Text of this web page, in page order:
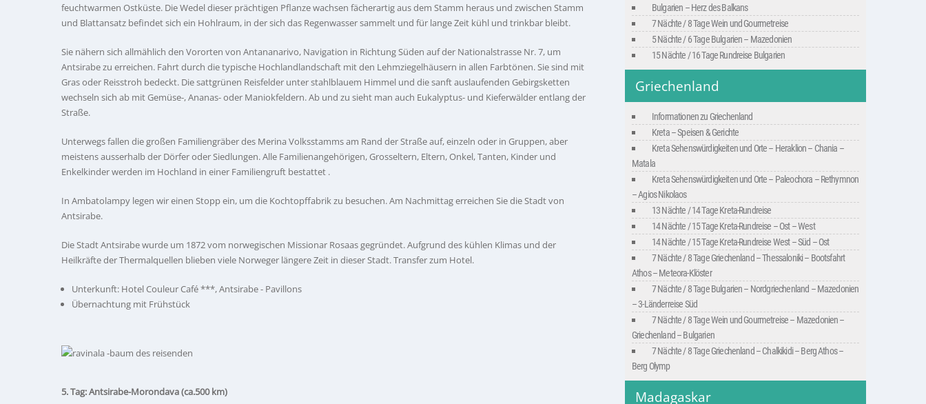
feuchtwarmen Ostküste. Die Wedel dieser prächtigen Pflanze wachsen fächerartig aus dem Stamm heraus und zwischen Stamm
und Blattansatz befindet sich ein Hohlraum, in der sich das Regenwasser sammelt und für lange Zeit kühl und trinkbar bleibt.
Sie nähern sich allmählich den Vororten von Antananarivo, Navigation in Richtung Süden auf der Nationalstrasse Nr. 7, um
Antsirabe zu erreichen. Fahrt durch die typische Hochlandlandschaft mit den Lehmziegelhäusern in allen Farbtönen. Sie sind mit
Gras oder Reisstroh bedeckt. Die sattgrünen Reisfelder unter stahlblauem Himmel und die sanft auslaufenden Gebirgsketten
wechseln sich ab mit Gemüse-, Ananas- oder Maniokfeldern. Ab und zu sieht man auch Eukalyptus- und Kieferwälder entlang der
Straße.
Unterwegs fallen die großen Familiengräber des Merina Volksstamms am Rand der Straße auf, einzeln oder in Gruppen, aber
meistens ausserhalb der Dörfer oder Siedlungen. Alle Familienangehörigen, Grosseltern, Eltern, Onkel, Tanten, Kinder und
Enkelkinder werden im Hochland in einer Familiengruft bestattet .
In Ambatolampy legen wir einen Stopp ein, um die Kochtopffabrik zu besuchen. Am Nachmittag erreichen Sie die Stadt von
Antsirabe.
Die Stadt Antsirabe wurde um 1872 vom norwegischen Missionar Rosaas gegründet. Aufgrund des kühlen Klimas und der
Heilkräfte der Thermalquellen blieben viele Norweger längere Zeit in dieser Stadt. Transfer zum Hotel.
Unterkunft: Hotel Couleur Café ***, Antsirabe - Pavillons
Übernachtung mit Frühstück
5. Tag: Antsirabe-Morondava (ca.500 km)
Bulgarien – Herz des Balkans
7 Nächte / 8 Tage Wein und Gourmetreise
5 Nächte / 6 Tage Bulgarien – Mazedonien
15 Nächte / 16 Tage Rundreise Bulgarien
Griechenland
Informationen zu Griechenland
Kreta – Speisen & Gerichte
Kreta Sehenswürdigkeiten und Orte – Heraklion – Chania –
Matala
Kreta Sehenswürdigkeiten und Orte – Paleochora – Rethymnon
– Agios Nikolaos
13 Nächte / 14 Tage Kreta-Rundreise
14 Nächte / 15 Tage Kreta-Rundreise – Ost – West
14 Nächte / 15 Tage Kreta-Rundreise West – Süd – Ost
7 Nächte / 8 Tage Griechenland – Thessaloniki – Bootsfahrt
Athos – Meteora-Klöster
7 Nächte / 8 Tage Bulgarien – Nordgriechenland – Mazedonien
– 3-Länderreise Süd
7 Nächte / 8 Tage Wein und Gourmetreise – Mazedonien –
Griechenland – Bulgarien
7 Nächte / 8 Tage Griechenland – Chalkikidi – Berg Athos –
Berg Olymp
Madagaskar